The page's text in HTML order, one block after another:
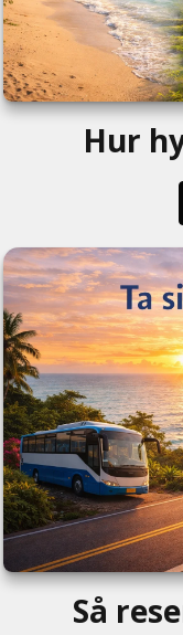
Hur
Så